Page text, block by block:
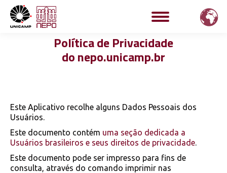
Política de Privacidade
do nepo.unicamp.br
Este Aplicativo recolhe alguns Dados Pessoais dos
Usuários.
Este documento contém uma seção dedicada a
Usuários brasileiros e seus direitos de privacidade.
Este documento pode ser impresso para fins de
consulta, através do comando imprimir nas